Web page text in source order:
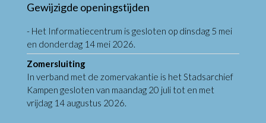
Gewijzigde openingstijden
- Het Informatiecentrum is gesloten op dinsdag 5 mei
en donderdag 14 mei 2026.
Zomersluiting
In verband met de zomervakantie is het Stadsarchief
Kampen gesloten van maandag 20 juli tot en met
vrijdag 14 augustus 2026.